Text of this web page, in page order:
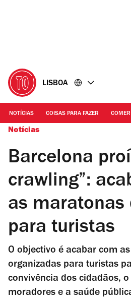
LISBOA
NOTÍCIAS COISAS PARA FAZER
Notícias
Barcelona
crawling”:
as maratonas
para turistas
O objectivo é acabar com
organizadas para turistas
convivência dos cidadãos,
moradores e a saúde